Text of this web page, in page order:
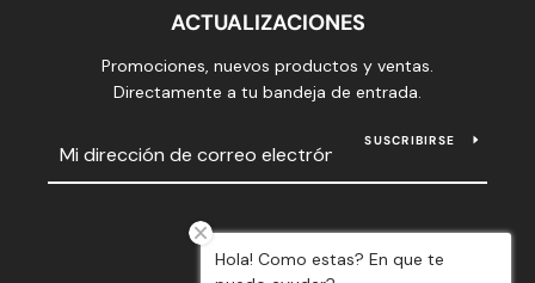
ACTUALIZACIONES
Promociones, nuevos productos y ventas.
Directamente a tu bandeja de entrada.
SUSCRIBIRSE
Instagram
Hola! Como estas? En que te